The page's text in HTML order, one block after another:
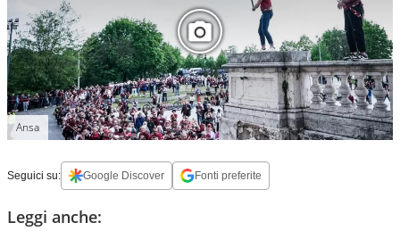
Ansa
Seguici su: Google Discover Fonti preferite
Leggi anche: